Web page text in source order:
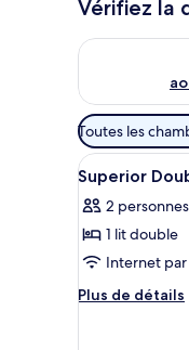
Vérifiez la
Vérifier la
Filtres
disponibles
pour
chambres
Toutes les
Afficher
toutes
les
photos
pour
ce
17
Superior
2 personnes
1 lit double
Internet
Plus de détails
Plus